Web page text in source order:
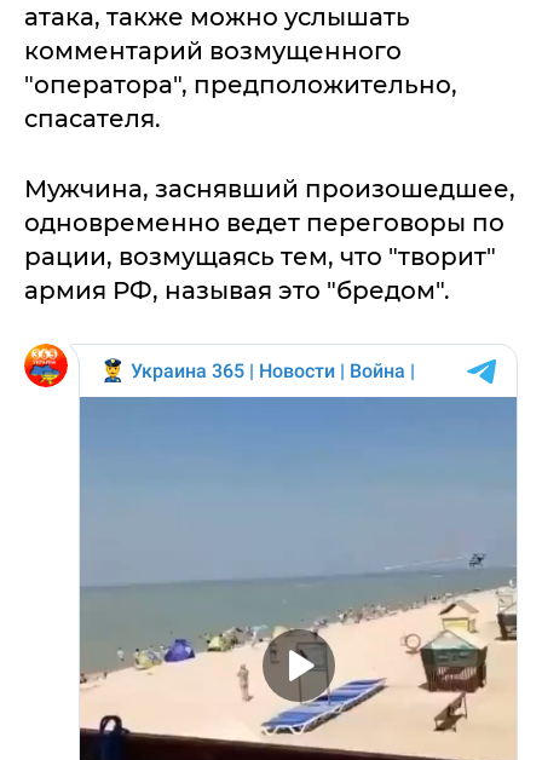
атака, также можно услышать
комментарий возмущенного
"оператора", предположительно,
спасателя.
Мужчина, заснявший произошедшее,
одновременно ведет переговоры по
рации, возмущаясь тем, что "творит"
армия РФ, называя это "бредом".